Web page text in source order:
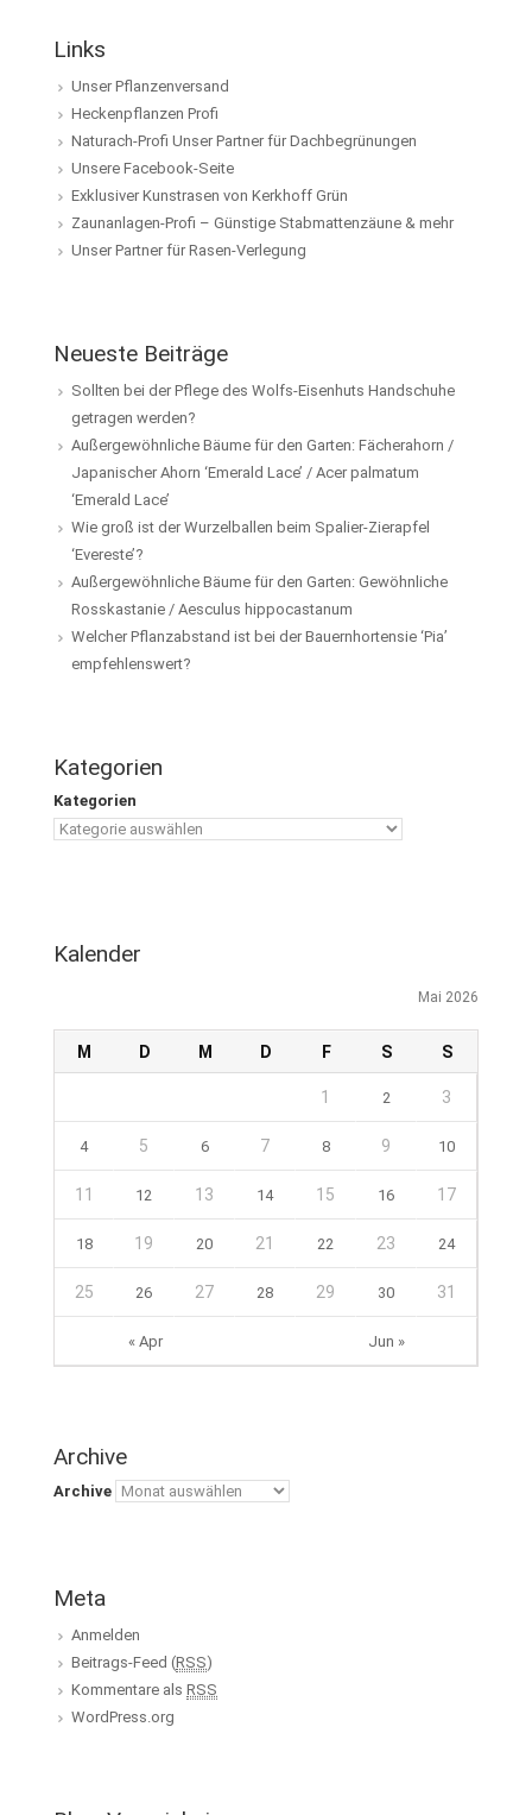
Links
Unser Pflanzenversand
Heckenpflanzen Profi
Naturach-Profi Unser Partner für Dachbegrünungen
Unsere Facebook-Seite
Exklusiver Kunstrasen von Kerkhoff Grün
Zaunanlagen-Profi – Günstige Stabmattenzäune & mehr
Unser Partner für Rasen-Verlegung
Neueste Beiträge
Sollten bei der Pflege des Wolfs-Eisenhuts Handschuhe
getragen werden?
Außergewöhnliche Bäume für den Garten: Fächerahorn /
Japanischer Ahorn ‘Emerald Lace’ / Acer palmatum
‘Emerald Lace’
Wie groß ist der Wurzelballen beim Spalier-Zierapfel
‘Evereste’?
Außergewöhnliche Bäume für den Garten: Gewöhnliche
Rosskastanie / Aesculus hippocastanum
Welcher Pflanzabstand ist bei der Bauernhortensie ‘Pia’
empfehlenswert?
Kategorien
Kategorien
Kalender
Mai 2026
M D M D F S S
« Apr Jun »
1 2 3
4 5 6 7 8 9 10
11 12 13 14 15 16 17
18 19 20 21 22 23 24
25 26 27 28 29 30 31
Archive
Archive
Meta
Anmelden
Beitrags-Feed (RSS)
Kommentare als RSS
WordPress.org